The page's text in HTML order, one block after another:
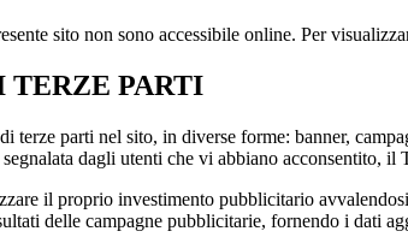
sito non sono accessibile online. Per
PARTI
terze parti nel sito, in diverse forme: banner,
segnalata dagli utenti che vi abbiano acconsentito,
il proprio investimento pubblicitario
delle campagne pubblicitarie, fornendo i dati